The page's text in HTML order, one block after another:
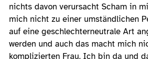
nichts davon verursacht Scham in
mich nicht zu einer umständlichen
auf eine geschlechterneutrale Art
werden und auch das macht mich
komplizierten Frau. Ich bin da und